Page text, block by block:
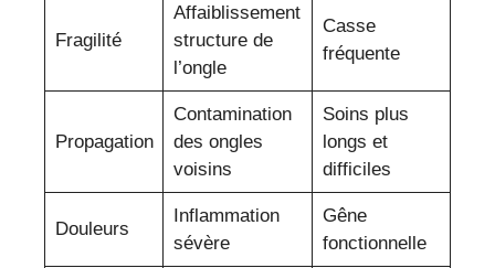
Fragilité
Affaiblissement
structure de
l’ongle
Casse
fréquente
Propagation
Contamination
des ongles
voisins
Soins plus
longs et
difficiles
Douleurs
Inflammation
sévère
Gêne
fonctionnelle